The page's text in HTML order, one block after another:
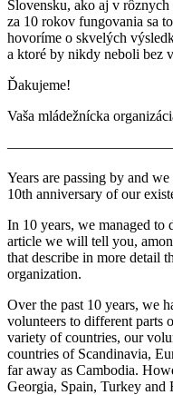
Slovensku, ako aj v
za 10 rokov fungovania sa
hovoríme o skvelých
a ktoré by nikdy neboli bez
Ďakujeme!
Vaša mládežnícka
Years are passing by and
10th anniversary of our
In 10 years, we managed to
article we will tell you,
that describe in more detail
organization.
Over the past 10 years, we
volunteers to different parts
variety of countries, our
countries of Scandinavia,
far away as Cambodia.
Georgia, Spain, Turkey and